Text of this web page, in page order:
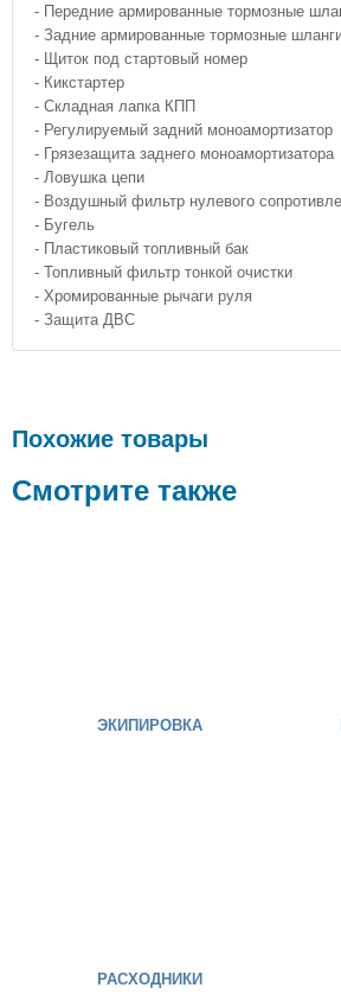
- Передние армированные тормозные
- Задние армированные тормозные
- Щиток под стартовый номер
- Кикстартер
- Складная лапка КПП
- Регулируемый задний моноамортизатор
- Грязезащита заднего моноамортизатора
- Ловушка цепи
- Воздушный фильтр нулевого
- Бугель
- Пластиковый топливный бак
- Топливный фильтр тонкой очистки
- Хромированные рычаги руля
- Защита ДВС
Похожие товары
Смотрите также
ЭКИПИРОВКА
РАСХОДНИКИ